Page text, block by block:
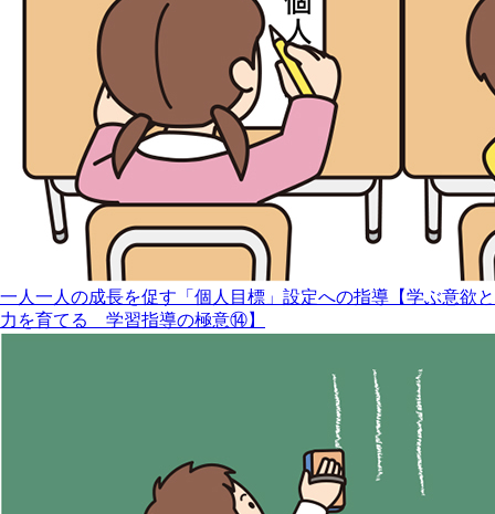
一人一人の成長を促す「個人目標」設定への指導【学ぶ意欲と
力を育てる 学習指導の極意⑭】